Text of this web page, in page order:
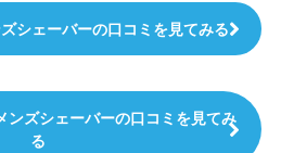
シェーバーの口コミを見てみる
ズシェーバーの口コミを見てみ
る